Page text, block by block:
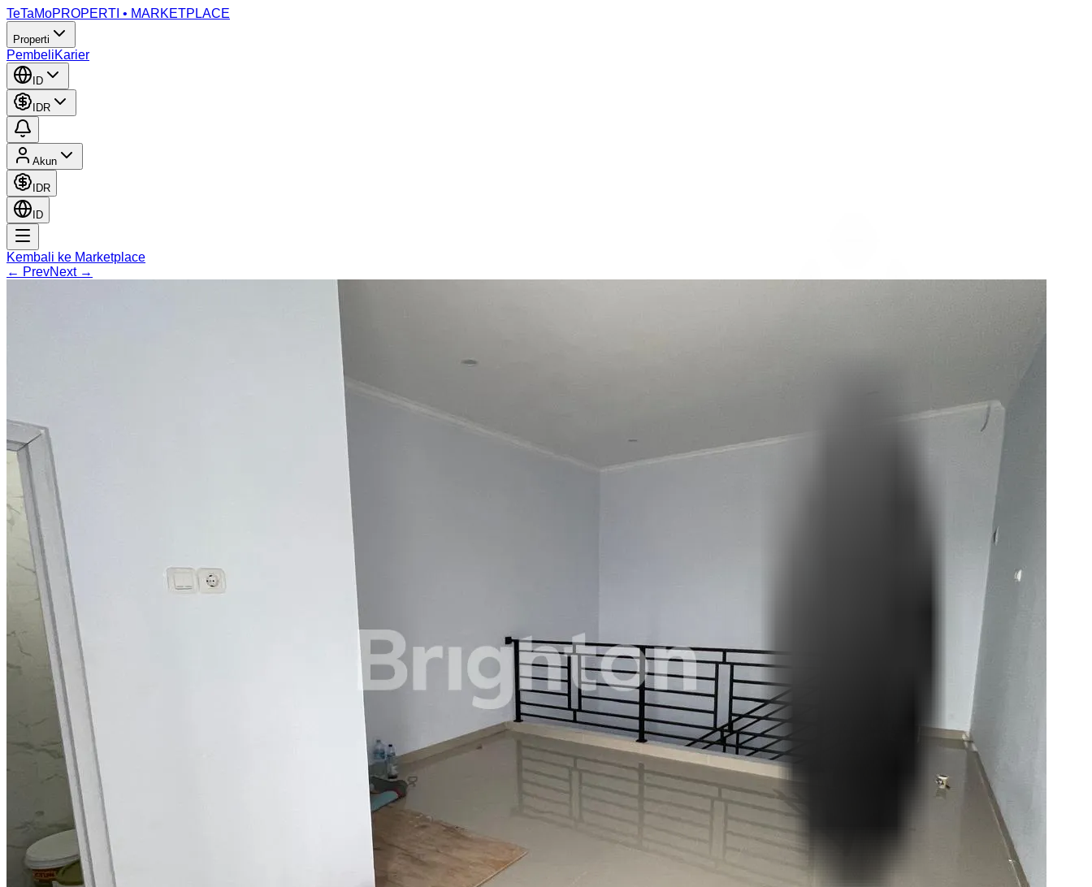
TeTaMoPROPERTI • MARKETPLACE
Properti
PembeliKarier
ID
IDR
Akun
IDR
ID
Kembali ke Marketplace
← PrevNext →